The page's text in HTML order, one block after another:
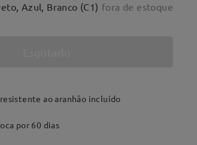
Azul, Branco (C1) fora de estoque
ao aranhão incluído
por 60 dias